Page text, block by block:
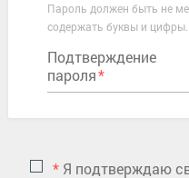
Пароль должен быть не
содержать буквы и цифры.
Подтверждение
пароля
* Я подтверждаю